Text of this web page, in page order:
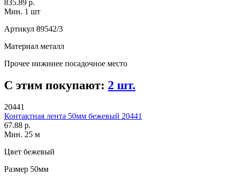
835.89 р.
Мин. 1 шт
Артикул 89542/3
Материал металл
Прочее нижниее посадочное место
С этим покупают: 2 шт.
20441
Контактная лента 50мм бежевый 20441
67.88 р.
Мин. 25 м
Цвет бежевый
Размер 50мм